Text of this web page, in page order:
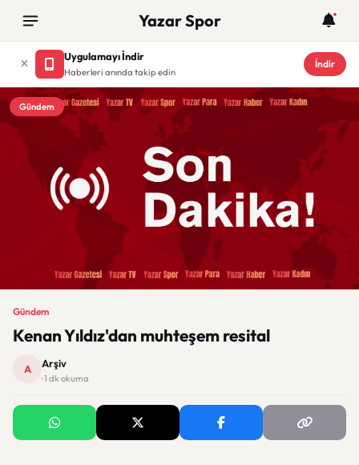
Yazar Spor
Uygulamayı İndir
Haberleri anında takip edin
İndir
Gündem
Gündem
Kenan Yıldız'dan muhteşem resital
A Arşiv
· 1 dk okuma